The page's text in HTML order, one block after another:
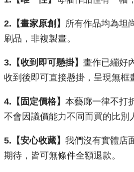
2.【畫家原創】 所有作品均為坦
刷品，非複製畫。
3.【收到即可懸掛】 畫作已繃好
收到後即可直接懸掛，呈現無框
​4.【固定價格】 本藝廊一律不打
不會因議價能力不同而買的比別
5.【安心收藏】 我們沒有實體店
期待，皆可無條件全額退款。